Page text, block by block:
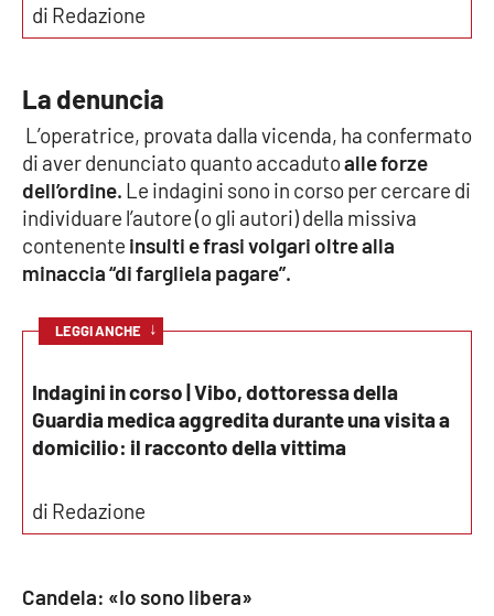
Società
Sport
RUBRICHE
Good Morning Vietnam
Parchi Marini Calabria
Leggendo Alvaro insieme
Imprese Di Calabria
Le perfidie di Antonella Grippo
Venti di comunicazione
di Redazione
La denuncia
L’operatrice, provata dalla vicenda, ha confermato
di aver denunciato quanto accadutoalle forze
dell’ordine. Le indagini sono in corso per cercare di
individuare l’autore (o gli autori) della missiva
contenente insulti e frasi volgari oltre alla
minaccia “di fargliela pagare”.
LEGGI ANCHE ↓
Indagini in corso | Vibo, dottoressa della
Guardia medica aggredita durante una visita a
domicilio: il racconto della vittima
di Redazione
Candela: «Io sono libera»